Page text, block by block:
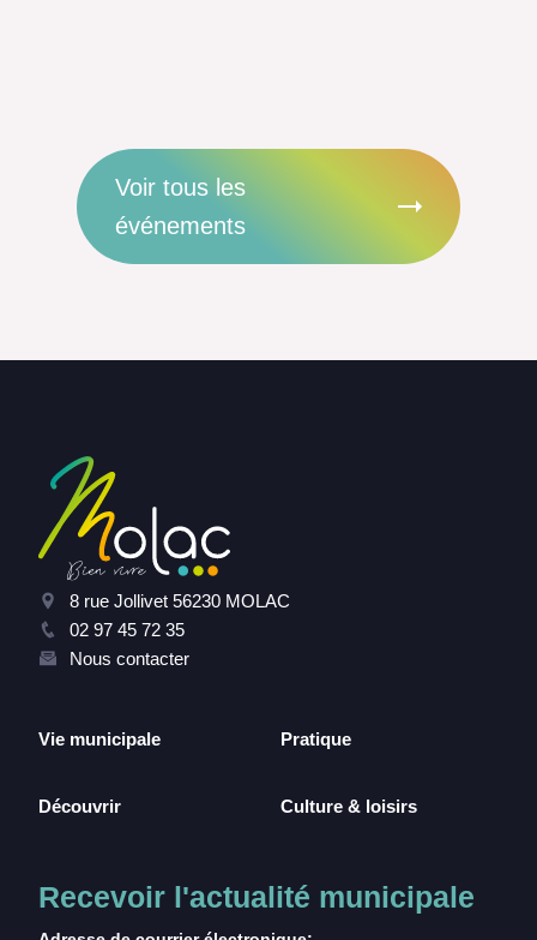
Voir tous les
événements
8 rue Jollivet 56230 MOLAC
02 97 45 72 35
Nous contacter
Vie municipale
Découvrir
Pratique
Culture & loisirs
Recevoir l'actualité municipale